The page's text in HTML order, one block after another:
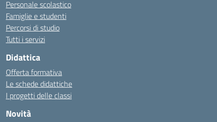
Personale scolastico
Famiglie e studenti
Percorsi di studio
Tutti i servizi
Didattica
Offerta formativa
Le schede didattiche
I progetti delle classi
Novità